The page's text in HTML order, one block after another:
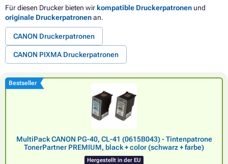
Für diesen Drucker bieten wir kompatible Druckerpatronen und
originale Druckerpatronenan.
CANON Druckerpatronen
CANON PIXMA Druckerpatronen
Bestseller
MultiPack CANON PG-40, CL-41 (0615B043) - Tintenpatrone
TonerPartner PREMIUM, black + color (schwarz + farbe)
Hergestellt in der EU